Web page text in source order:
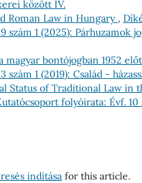
között IV.
Roman Law in Hungary ,
szám 1 (2025):
magyar bontójogban 1952
szám 1 (2019): Család -
Status of Traditional Law in
folyóirata: Évf. 10
indítása for this article.